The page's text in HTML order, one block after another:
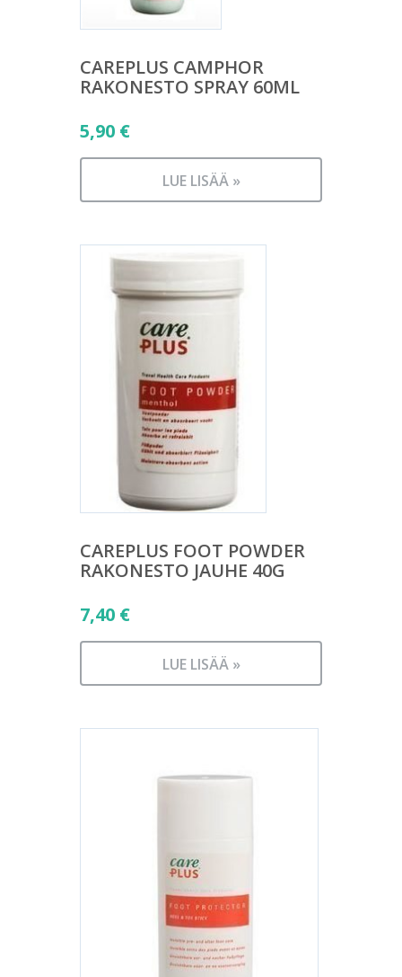
CAREPLUS CAMPHOR
RAKONESTO SPRAY 60ML
5,90 €
LUE LISÄÄ »
CAREPLUS FOOT POWDER
RAKONESTO JAUHE 40G
7,40 €
LUE LISÄÄ »